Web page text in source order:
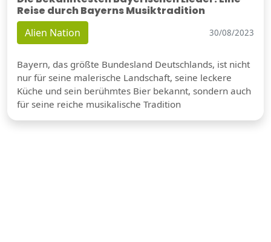
Reise durch Bayerns Musiktradition
Alien Nation 30/08/2023
Bayern, das größte Bundesland Deutschlands, ist nicht
nur für seine malerische Landschaft, seine leckere
Küche und sein berühmtes Bier bekannt, sondern auch
für seine reiche musikalische Tradition